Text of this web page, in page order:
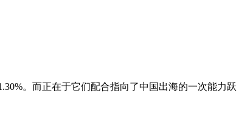
。而正在于它们配合指向了中国出海的一次能力跃